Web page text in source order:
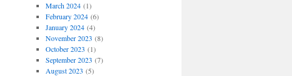
March 2024(1)
February 2024(6)
January 2024(4)
November 2023 (8)
October 2023 (1)
September 2023 (7)
August 2023 (5)